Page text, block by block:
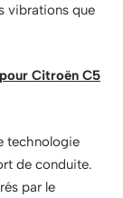
vibrations que
Citroën C5
technologie
de conduite.
par le